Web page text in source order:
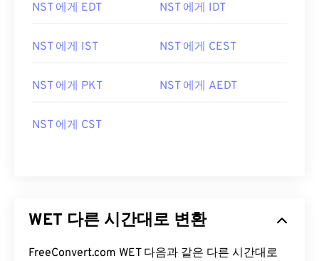
NST 에게 EDT NST 에게 IDT
NST 에게 IST NST 에게 CEST
NST 에게 PKT NST 에게 AEDT
NST 에게 CST
WET 다른 시간대로 변환
FreeConvert.com WET 다음과 같은 다른 시간대로